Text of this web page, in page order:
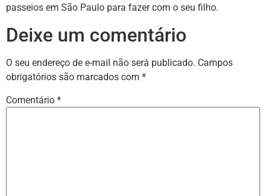
passeios em São Paulo para fazer com o seu filho.
Deixe um comentário
O seu endereço de e-mail não será publicado. Campos
obrigatórios são marcados com *
Comentário *